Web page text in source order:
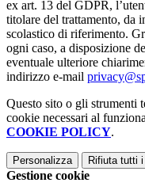
ex art. 13 del GDPR,
titolare del trattamento, da
scolastico di riferimento.
ogni caso, a disposizione
eventuale ulteriore
indirizzo e-mail
Questo sito o gli strumenti
cookie necessari al
COOKIE POLICY.
Personalizza Rifiuta tutti i
Gestione cookie